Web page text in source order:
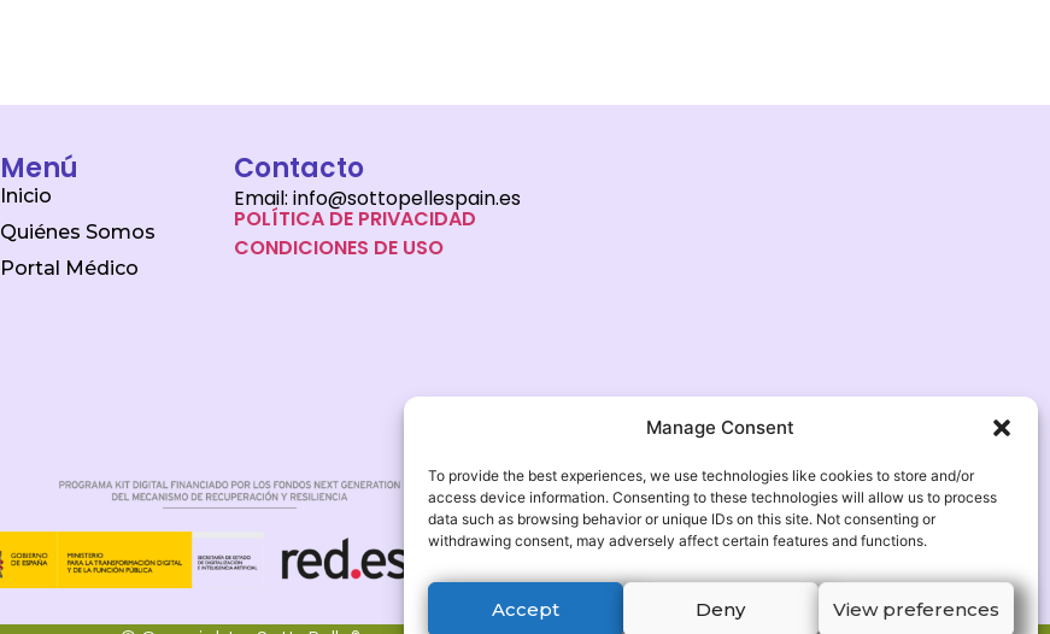
Manage Consent
To provide the best experiences, we use technologies like cookies to store and/or
access device information. Consenting to these technologies will allow us to process
data such as browsing behavior or unique IDs on this site. Not consenting or
withdrawing consent, may adversely affect certain features and functions.
Accept Deny View preferences
Menú
Inicio
Quiénes Somos
Portal Médico
Contacto
Email: info@sottopellespain.es
POLÍTICA DE PRIVACIDAD
CONDICIONES DE USO